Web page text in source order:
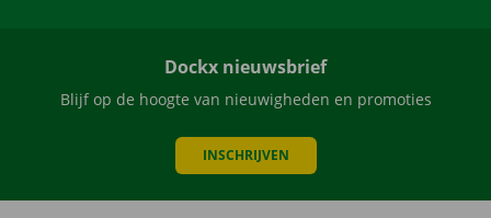
Dockx nieuwsbrief
Blijf op de hoogte van nieuwigheden en promoties
INSCHRIJVEN